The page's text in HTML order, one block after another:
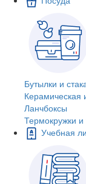
Бутылки и
Керамическая
Ланчбоксы
Термокружки
Учебная